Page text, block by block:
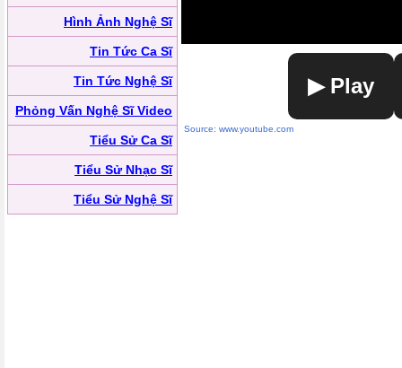
Hình Ảnh Nghệ Sĩ
Tin Tức Ca Sĩ
Tin Tức Nghệ Sĩ
Phỏng Vấn Nghệ Sĩ Video
Tiểu Sử Ca Sĩ
Tiểu Sử Nhạc Sĩ
Tiểu Sử Nghệ Sĩ
▶ Play
Source: www.youtube.com